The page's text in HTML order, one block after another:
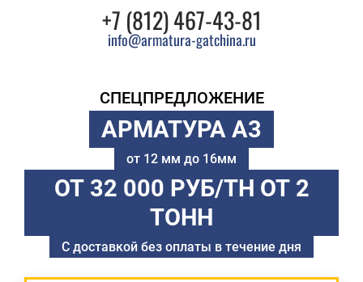
+7 (812) 467-43-81
info@armatura-gatchina.ru
СПЕЦПРЕДЛОЖЕНИЕ
АРМАТУРА А3
от 12 мм до 16мм
ОТ 32 000 РУБ/ТН ОТ 2
ТОНН
С доставкой без оплаты в течение дня